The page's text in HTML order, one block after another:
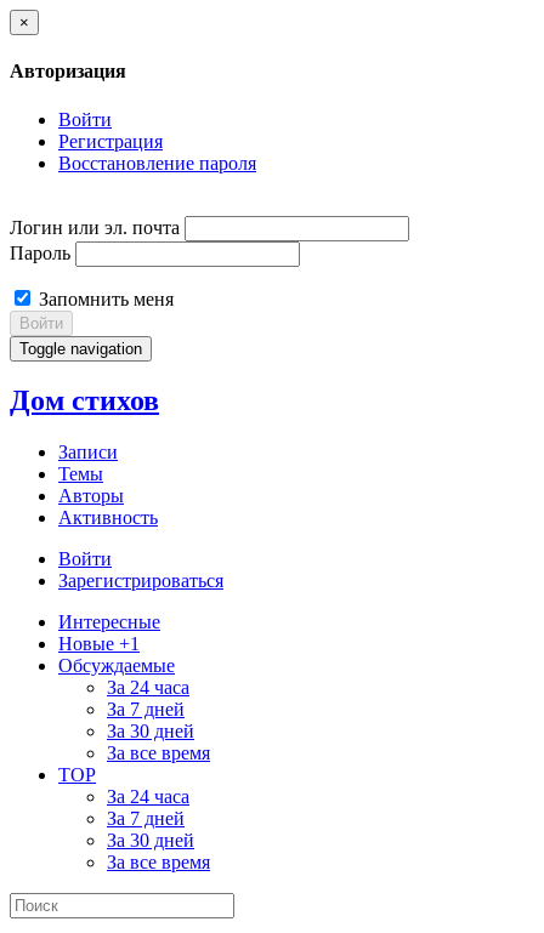
×
Авторизация
Войти
Регистрация
Восстановление пароля
Логин или эл. почта
Пароль
Запомнить меня
Войти
Toggle navigation
Дом стихов
Записи
Темы
Авторы
Активность
Войти
Зарегистрироваться
Интересные
Новые +1
Обсуждаемые
За 24 часа
За 7 дней
За 30 дней
За все время
TOP
За 24 часа
За 7 дней
За 30 дней
За все время